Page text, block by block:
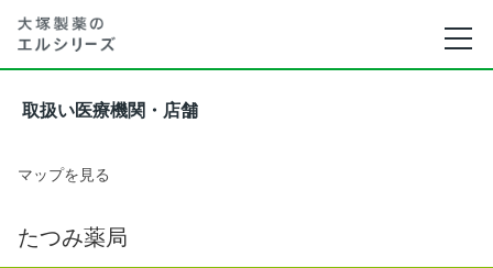
取扱い医療機関・店舗
マップを見る
たつみ薬局